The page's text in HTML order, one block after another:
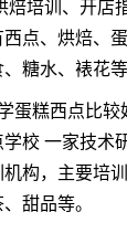
培训、开店
点、烘焙、
糖水、裱花等
蛋糕西点比较
校 一家技术
构，主要培
甜品等。